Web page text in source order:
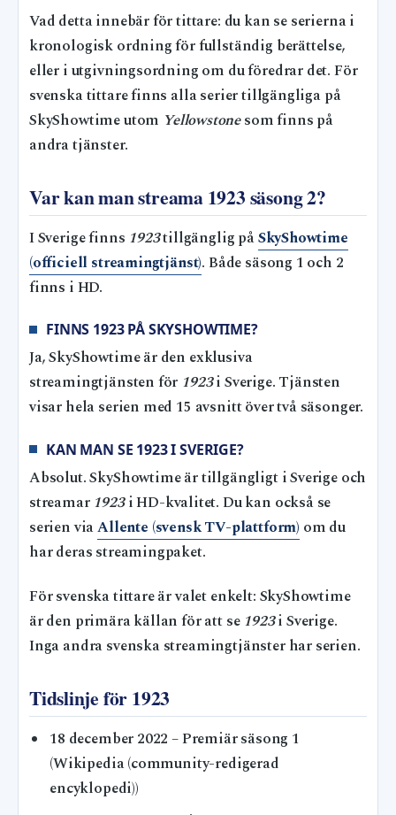
Vad detta innebär för tittare: du kan se serierna i
kronologisk ordning för fullständig berättelse,
eller i utgivningsordning om du föredrar det. För
svenska tittare finns alla serier tillgängliga på
SkyShowtime utom Yellowstonesom finns på
andra tjänster.
Var kan man streama 1923 säsong 2?
I Sverige finns 1923tillgänglig påSkyShowtime
(officiell streamingtjänst). Både säsong 1 och 2
finns i HD.
FINNS 1923 PÅ SKYSHOWTIME?
Ja, SkyShowtime är den exklusiva
streamingtjänsten för 1923i Sverige. Tjänsten
visar hela serien med 15 avsnitt över två säsonger.
KAN MAN SE 1923 I SVERIGE?
Absolut. SkyShowtime är tillgängligt i Sverige och
streamar 1923i HD-kvalitet. Du kan också se
serien viaAllente (svensk TV-plattform) om du
har deras streamingpaket.
För svenska tittare är valet enkelt: SkyShowtime
är den primära källan för att se 1923i Sverige.
Inga andra svenska streamingtjänster har serien.
Tidslinje för 1923
18 december 2022 – Premiär säsong 1
(Wikipedia (community-redigerad
encyklopedi))